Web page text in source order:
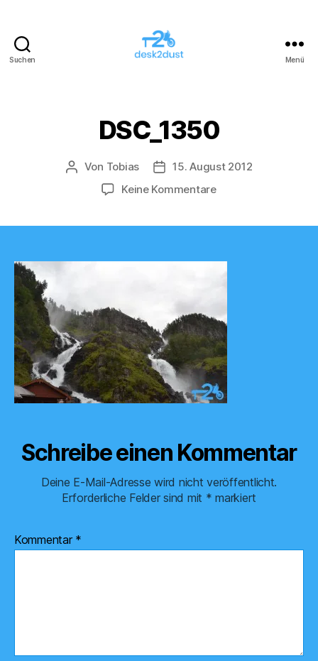
Suchen Menü
DSC_1350
Beitragsautor
Von Tobias Veröffentlichungsdatum
15. August 2012
Keine Kommentarezu
Schreibe einen Kommentar
Deine E-Mail-Adresse wird nicht veröffentlicht.
Erforderliche Felder sind mit * markiert
Kommentar *